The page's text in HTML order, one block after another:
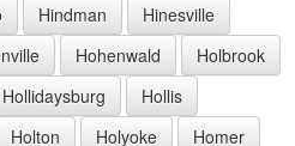
Hindman
Hinesville
Hohenwald
Holbrook
Hollidaysburg
Hollis
Holton Holyoke
Homer